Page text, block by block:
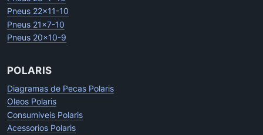
Pneus 22x11-10
Pneus 21x7-10
Pneus 20x10-9
POLARIS
Diagramas de Pecas Polaris
Oleos Polaris
Consumiveis Polaris
Acessorios Polaris